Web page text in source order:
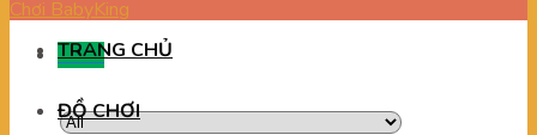
Menu
TRANG CHỦ
ĐỒ CHƠI